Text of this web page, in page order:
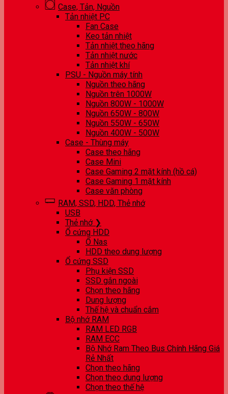
Case, Tản, Nguồn
Tản nhiệt PC
Fan Case
Keo tản nhiệt
Tản nhiệt theo hãng
Tản nhiệt nước
Tản nhiệt khí
PSU - Nguồn máy tính
Nguồn theo hãng
Nguồn trên 1000W
Nguồn 800W - 1000W
Nguồn 650W - 800W
Nguồn 550W - 650W
Nguồn 400W - 500W
Case - Thùng máy
Case theo hãng
Case Mini
Case Gaming 2 mặt kính (hồ cá)
Case Gaming 1 mặt kính
Case văn phòng
RAM, SSD, HDD, Thẻ nhớ
USB
Thẻ nhớ ❯
Ổ cứng HDD
Ổ Nas
HDD theo dung lượng
Ổ cứng SSD
Phụ kiện SSD
SSD gắn ngoài
Chọn theo hãng
Dung lượng
Thế hệ và chuẩn cắm
Bộ nhớ RAM
RAM LED RGB
RAM ECC
Bộ Nhớ Ram Theo Bus Chính Hãng Giá
Rẻ Nhất
Chọn theo hãng
Chọn theo dung lượng
Chọn theo thế hệ